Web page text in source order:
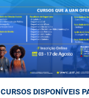
CURSOS DISPONÍVEIS